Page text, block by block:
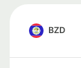
BZD